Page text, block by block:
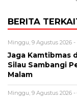
BERITA
Minggu, 9 Agustus 2026 -
Jaga Kamtibmas
Silau Sambangi
Malam
Minggu, 9 Agustus 2026